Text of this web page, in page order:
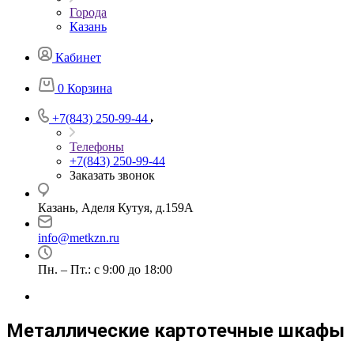
Города
Казань
Кабинет
0 Корзина
+7(843) 250-99-44
Телефоны
+7(843) 250-99-44
Заказать звонок
Казань, Аделя Кутуя, д.159А
info@metkzn.ru
Пн. – Пт.: с 9:00 до 18:00
Металлические картотечные шкафы